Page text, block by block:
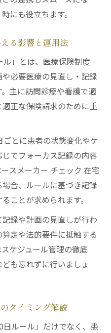
にも役立ちます。
る影響と運用法
」とは、医療保険制度
必要医療の見直し・記録
主に訪問診療や看護で適
正な保険請求のために重
とに患者の状態変化やケ
てフォーカス記録の内容
スメーカー チェック 在宅
合、ルールに基づき記録
ことが求められます。
録や計画の見直しが行わ
定や法的要件に抵触する
ケジュール管理の徹底
も忘れずに行いましょ
タイミング解説
ルール」だけでなく、患